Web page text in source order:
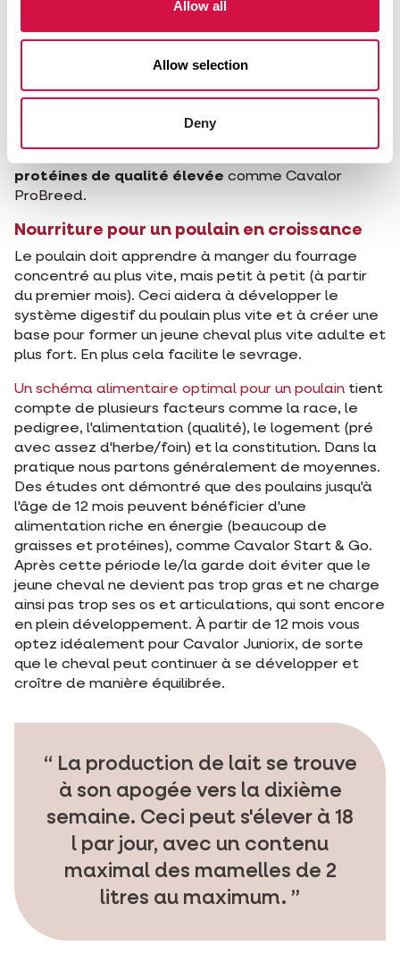
Allow all
Allow selection
Deny
le développement cellulaire. En particulier le besoin
augmente, tout comme le besoin en calcium,
phosphore, zinc, manganèse, vitamine A et vitamine
Pour pouvoir satisfaire à ce besoin élevé lors de la
protéines de qualité élevée comme Cavalor
ProBreed.
Nourriture pour un poulain en croissance
Le poulain doit apprendre à manger du fourrage
concentré au plus vite, mais petit à petit (à partir
du premier mois). Ceci aidera à développer le
système digestif du poulain plus vite et à créer une
base pour former un jeune cheval plus vite adulte et
plus fort. En plus cela facilite le sevrage.
Un schéma alimentaire optimal pour un poulain tient
compte de plusieurs facteurs comme la race, le
pedigree, l'alimentation (qualité), le logement (pré
avec assez d'herbe/foin) et la constitution. Dans la
pratique nous partons généralement de moyennes.
Des études ont démontré que des poulains jusqu'à
l'âge de 12 mois peuvent bénéficier d'une
alimentation riche en énergie (beaucoup de
graisses et protéines), comme Cavalor Start & Go.
Après cette période le/la garde doit éviter que le
jeune cheval ne devient pas trop gras et ne charge
ainsi pas trop ses os et articulations, qui sont encore
en plein développement. À partir de 12 mois vous
optez idéalement pour Cavalor Juniorix, de sorte
que le cheval peut continuer à se développer et
croître de manière équilibrée.
La production de lait se trouve
à son apogée vers la dixième
semaine. Ceci peut s'élever à 18
l par jour, avec un contenu
maximal des mamelles de 2
litres au maximum.